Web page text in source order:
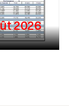
2026